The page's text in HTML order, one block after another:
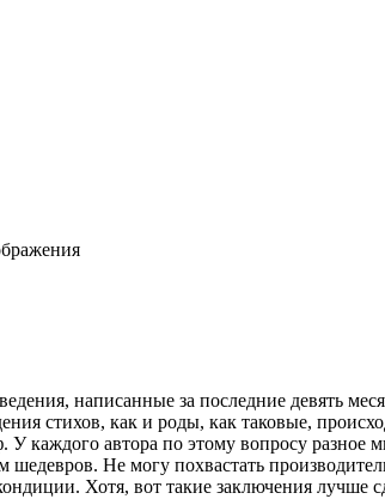
написанные за последние девять
стихов, как и роды, как таковые,
каждого автора по этому вопросу разное
Не могу похвастать
Хотя, вот такие заключения лучше